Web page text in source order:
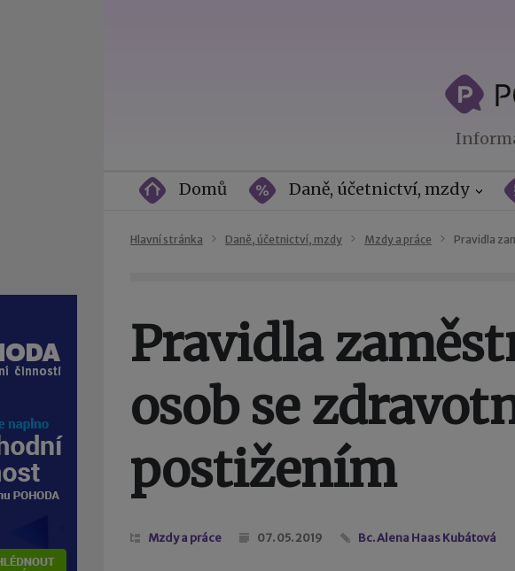
Domů Daně, účetnictví, mzdy
Hlavní stránka Daně, účetnictví, mzdy Mzdy a práce Pravidla
Pravidla
osob se
postižením
Mzdy a práce 07. 05. 2019 Bc. Alena Haas Kubátová